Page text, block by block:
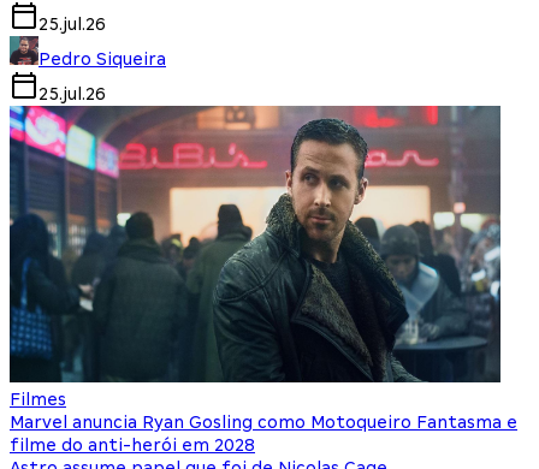
25.jul.26
Pedro Siqueira
25.jul.26
Filmes
Marvel anuncia Ryan Gosling como Motoqueiro Fantasma e
filme do anti-herói em 2028